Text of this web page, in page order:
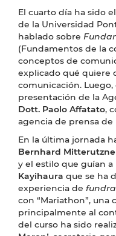
El cuarto día ha sido
de la Universidad
hablado sobre
(Fundamentos de la
conceptos de
explicado qué quiere
comunicación.
presentación de la
Dott. Paolo Affatato,
agencia de prensa de
En la última jornada
Bernhard
y el estilo que guían a
Kayihaura que se ha
experiencia de
con “Mariathon”, una
principalmente al
del curso ha sido